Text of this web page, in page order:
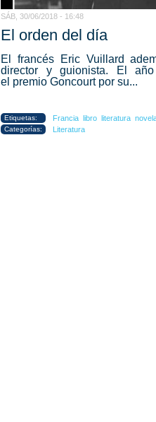
SÁB, 30/06/2018 - 16:48
El orden del día
El francés Eric Vuillard
director y guionista. El
el premio Goncourt por su...
Etiquetas: Francia libro literatura
Categorías: Literatura